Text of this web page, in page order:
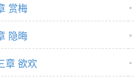
赏梅
隐晦
章 欲欢